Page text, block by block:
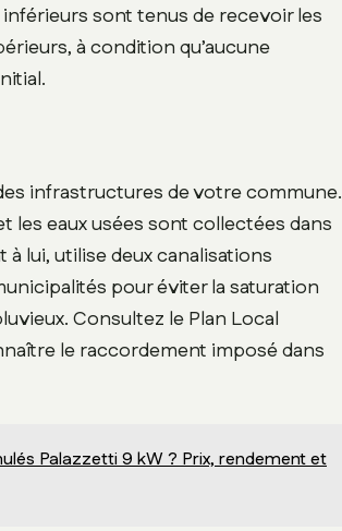
sont tenus de recevoir les
à condition qu’aucune
infrastructures de votre commune.
les eaux usées sont collectées dans
à lui, utilise deux canalisations
pour éviter la saturation
Consultez le Plan Local
le raccordement imposé dans
Palazzetti 9 kW ? Prix, rendement et